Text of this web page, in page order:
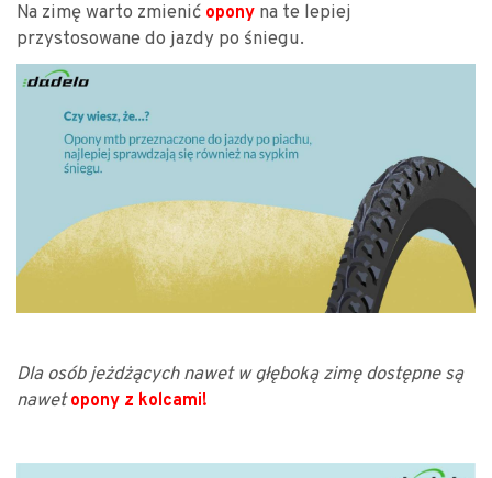
Na zimę warto zmienić opony na te lepiej
przystosowane do jazdy po śniegu.
Dla osób jeżdżących nawet w głęboką zimę dostępne są
nawetopony z kolcami!